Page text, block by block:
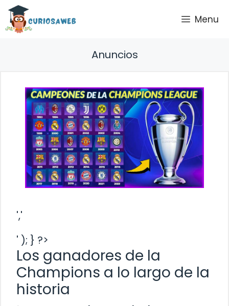
Saltar
contenido
Menu
Anuncios
','
' ); } ?>
Los ganadores de la
Champions a lo largo de la
historia